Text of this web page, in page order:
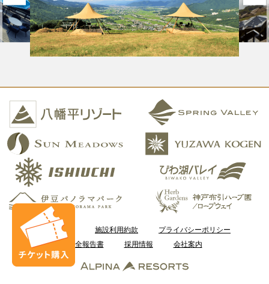
ご利用案内 施設利用約款
プライバシーポリシー
安全報告書
採用情報 会社案内